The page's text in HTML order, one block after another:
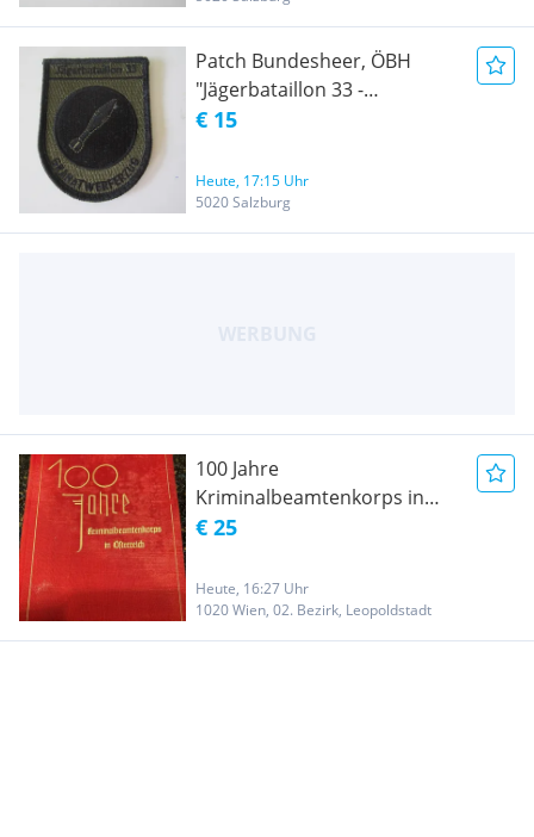
Patch Bundesheer, ÖBH
"Jägerbataillon 33 -
Granatwerferzug" ;
Rückseite
€ 15
Heute, 17:15 Uhr
5020 Salzburg
100 Jahre
Kriminalbeamtenkorps in
Österreich
€ 25
Heute, 16:27 Uhr
1020 Wien, 02. Bezirk, Leopoldstadt